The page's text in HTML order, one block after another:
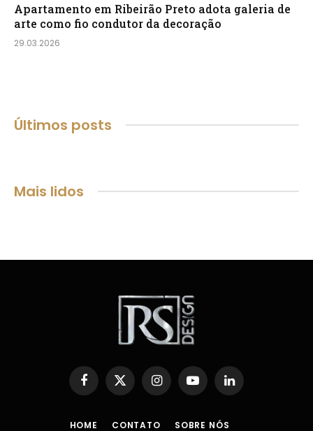
Apartamento em Ribeirão Preto adota galeria de
arte como fio condutor da decoração
29.03.2026
Últimos posts
Mais lidos
Facebook
X
(Twitter)
InstagramYouTubeLinkedIn
HOME CONTATO SOBRE NÓS